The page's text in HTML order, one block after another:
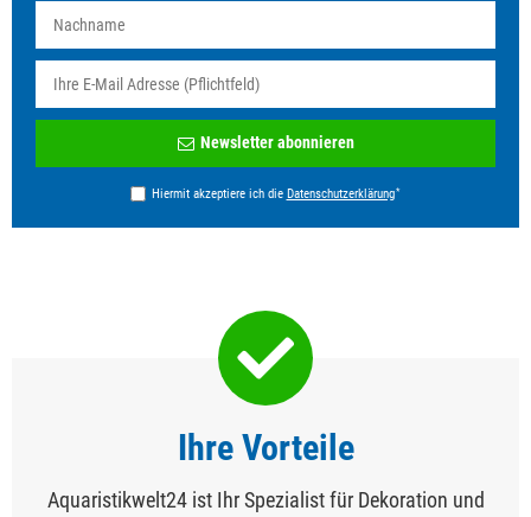
Newsletter abonnieren
Hiermit akzeptiere ich die Daten­schutz­erklärung*
Ihre Vorteile
Aquaristikwelt24 ist Ihr Spezialist für Dekoration und